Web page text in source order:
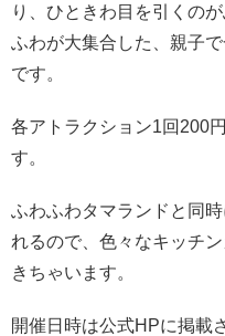
り、ひときわ目を引くの
ふわが大集合した、親子
です。
各アトラクション1回200
す。
ふわふわタマランドと同
れるので、色々なキッチ
きちゃいます。
開催日時は公式HPに掲載